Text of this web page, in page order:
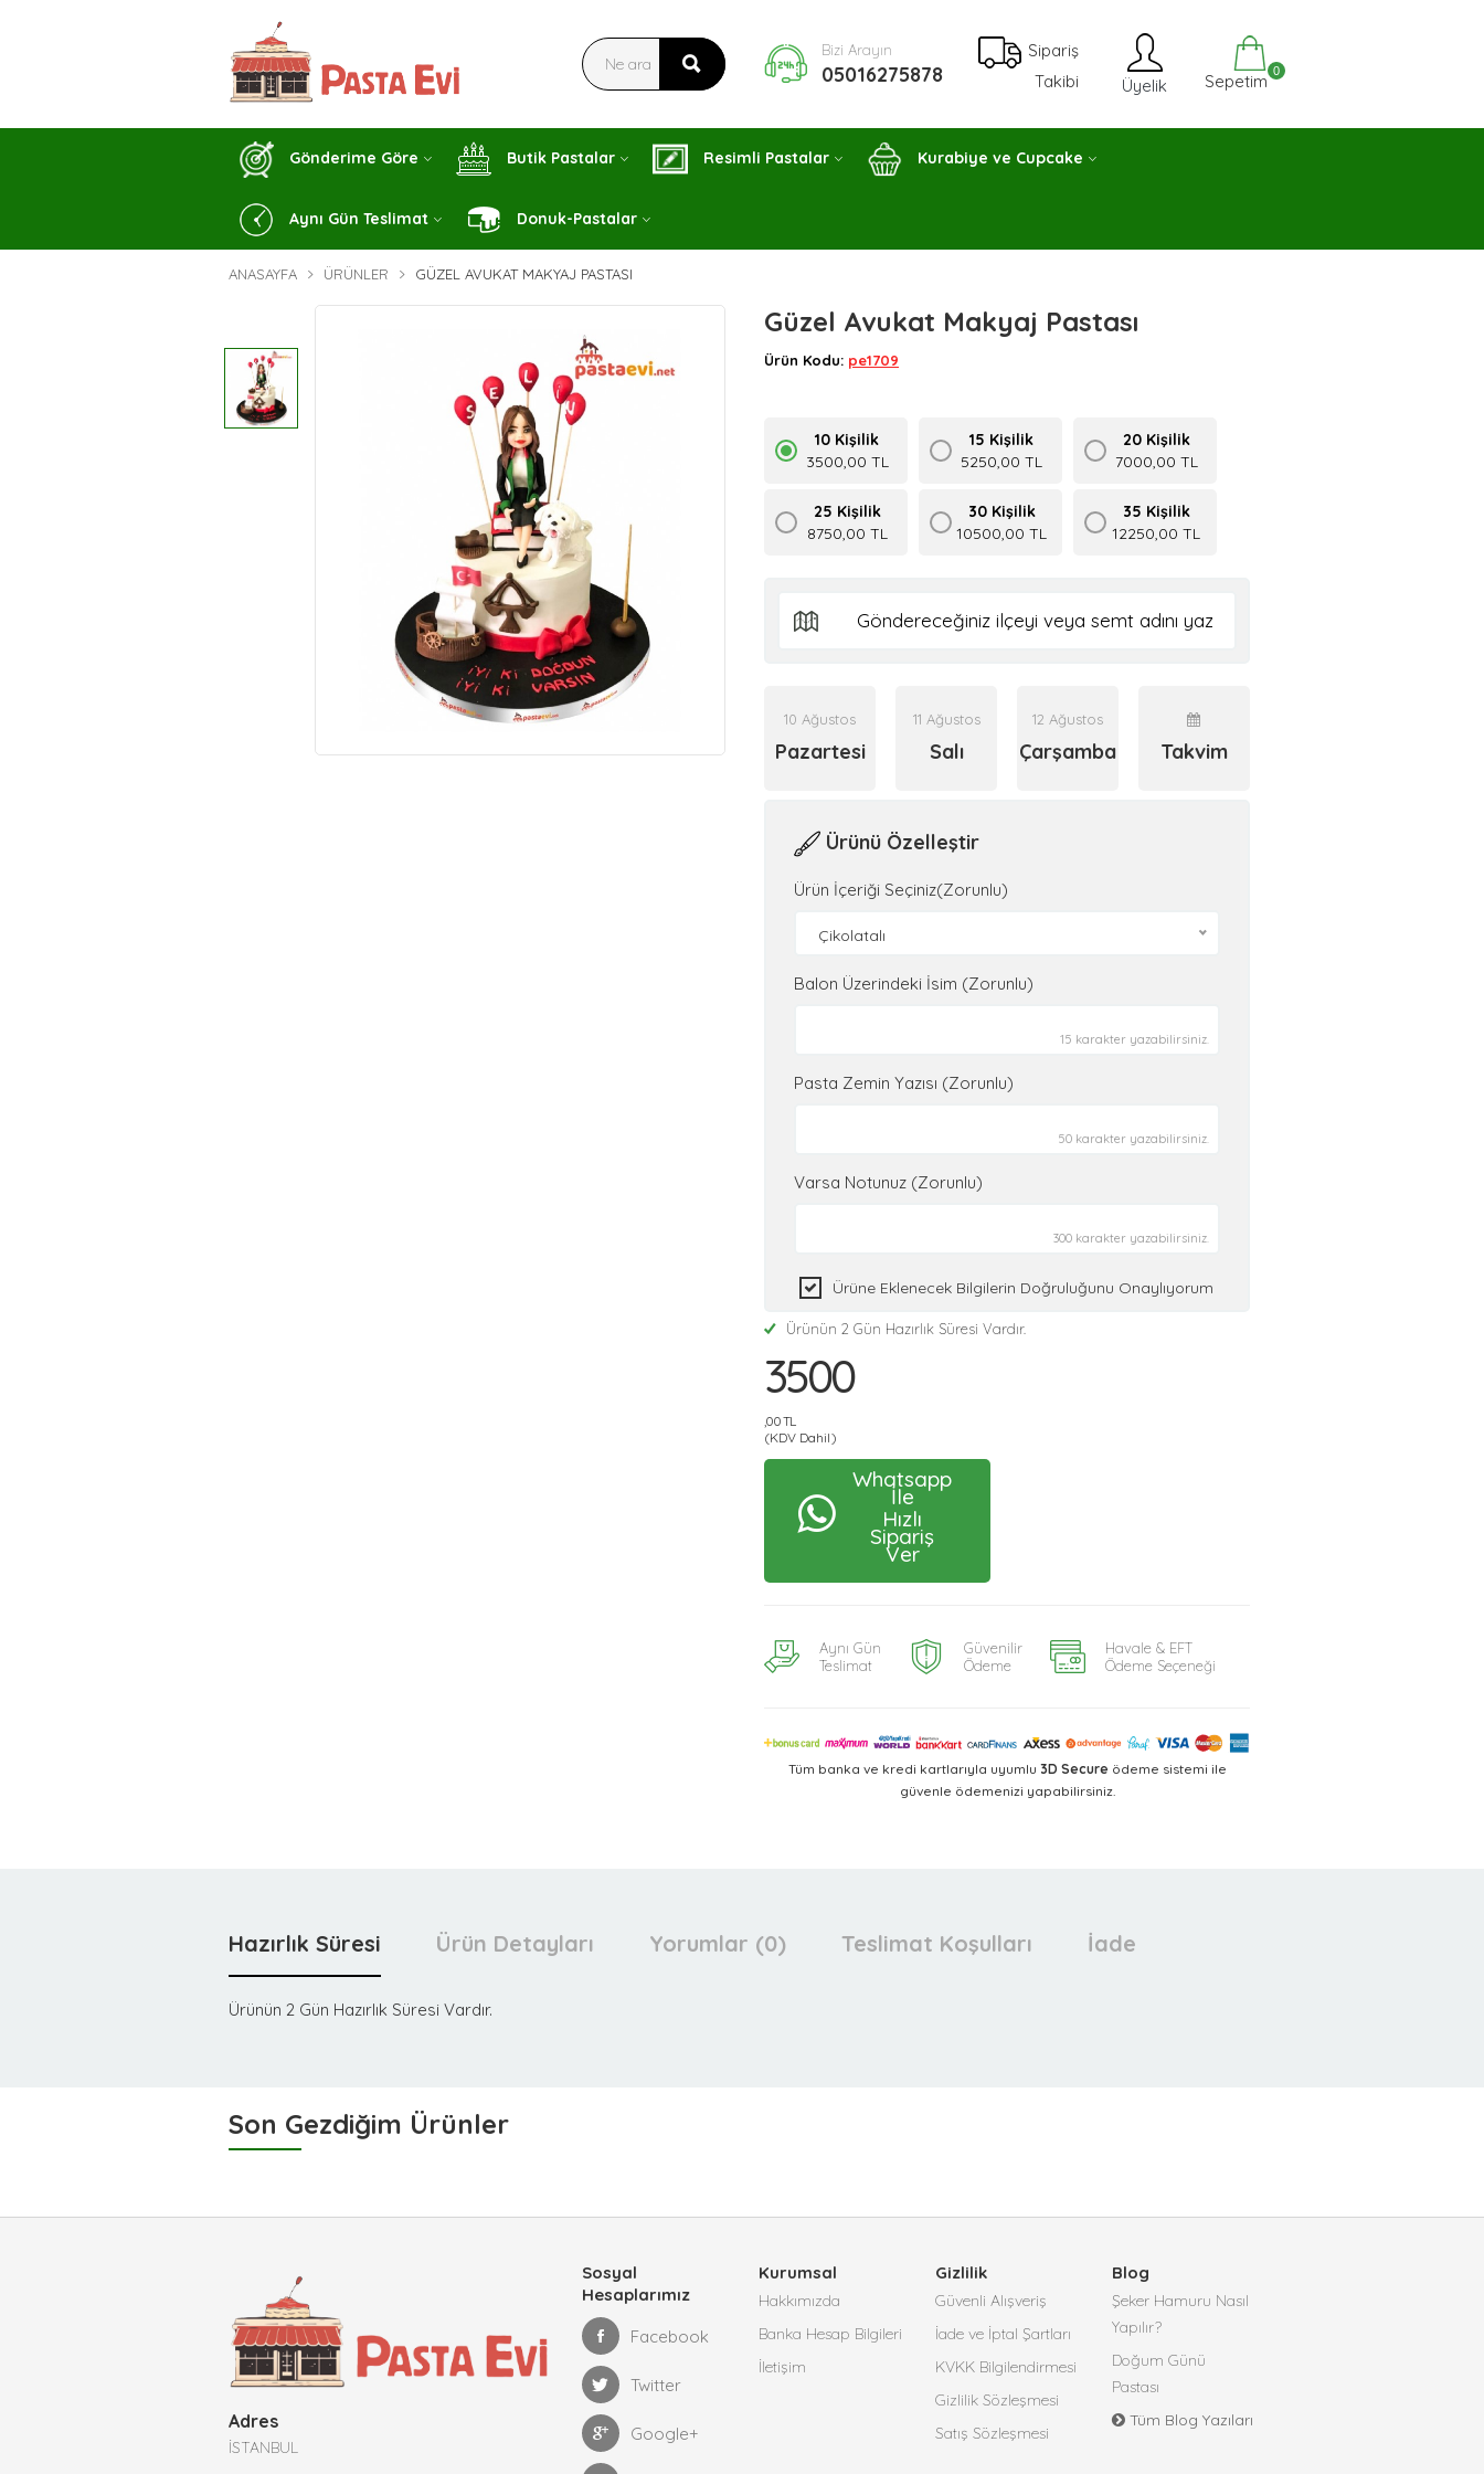
Sipariş
Takibi
Bizi Arayın
05016275878 Üyelik Sepetim 0
Gönderime Göre Butik Pastalar Resimli Pastalar Kurabiye ve Cupcake
Aynı Gün Teslimat Donuk-Pastalar
ANASAYFA ÜRÜNLER GÜZEL AVUKAT MAKYAJ PASTASI
Güzel Avukat Makyaj Pastası
Ürün Kodu: pe1709
10 Kişilik
3500,00 TL
15 Kişilik
5250,00 TL
20 Kişilik
7000,00 TL
25 Kişilik
8750,00 TL
30 Kişilik
10500,00 TL
35 Kişilik
12250,00 TL
10 Ağustos
Pazartesi
11 Ağustos
Salı
12 Ağustos
Çarşamba Takvim
Ürünü Özelleştir
Ürün İçeriği Seçiniz(Zorunlu)
Çikolatalı
Balon Üzerindeki İsim (Zorunlu)
15 karakter yazabilirsiniz.
Pasta Zemin Yazısı (Zorunlu)
50 karakter yazabilirsiniz.
Varsa Notunuz (Zorunlu)
300 karakter yazabilirsiniz.
Ürüne Eklenecek Bilgilerin Doğruluğunu Onaylıyorum
Ürünün 2 Gün Hazırlık Süresi Vardır.
3500
,00 TL
(KDV Dahil)
Whatsapp
İle
Hızlı
Sipariş
Ver
Aynı Gün
Teslimat
Güvenilir
Ödeme
Havale & EFT
Ödeme Seçeneği
Tüm banka ve kredi kartlarıyla uyumlu 3D Secure ödeme sistemi ile
güvenle ödemenizi yapabilirsiniz.
Hazırlık Süresi Ürün Detayları Yorumlar (0) Teslimat Koşulları İade
Ürünün 2 Gün Hazırlık Süresi Vardır.
Son Gezdiğim Ürünler
Adres
İSTANBUL
Sosyal
Hesaplarımız
Facebook
Twitter
Google+
Kurumsal
Hakkımızda
Banka Hesap Bilgileri
İletişim
Gizlilik
Güvenli Alışveriş
İade ve İptal Şartları
KVKK Bilgilendirmesi
Gizlilik Sözleşmesi
Satış Sözleşmesi
Blog
Şeker Hamuru Nasıl
Yapılır?
Doğum Günü
Pastası
Tüm Blog Yazıları